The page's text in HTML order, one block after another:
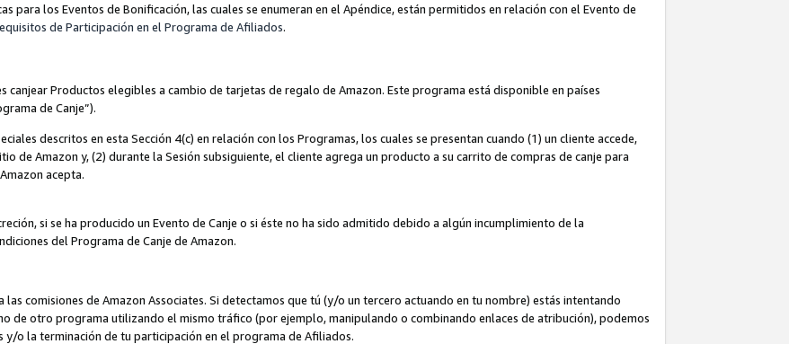
para los Eventos de Bonificación, las cuales se enumeran en el Apéndice, están permitidos en relación con el Evento de
de Participación en el Programa de Afiliados.
canjear Productos elegibles a cambio de tarjetas de regalo de Amazon. Este programa está disponible en países
de Canje”).
descritos en esta Sección 4(c) en relación con los Programas, los cuales se presentan cuando (1) un cliente accede,
de Amazon y, (2) durante la Sesión subsiguiente, el cliente agrega un producto a su carrito de compras de canje para
acepta.
si se ha producido un Evento de Canje o si éste no ha sido admitido debido a algún incumplimiento de la
del Programa de Canje de Amazon.
comisiones de Amazon Associates. Si detectamos que tú (y/o un tercero actuando en tu nombre) estás intentando
de otro programa utilizando el mismo tráfico (por ejemplo, manipulando o combinando enlaces de atribución), podemos
o la terminación de tu participación en el programa de Afiliados.